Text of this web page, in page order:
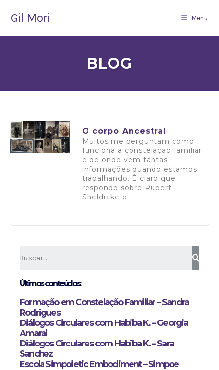
Gil Mori Menu
BLOG
O corpo Ancestral
Muitos me perguntam como
funciona a constelação familiar
e de onde vem tantas
informações quando estamos
trabalhando. É claro que
respondo sobre Rupert
Sheldrake e
Últimos conteúdos:
Formação em Constelação Familiar – Sandra
Rodrigues
Diálogos Circulares com Habiba K. – Georgia
Amaral
Diálogos Circulares com Habiba K. – Sara
Sanchez
Escola Simpoietic Embodiment – Simpoe